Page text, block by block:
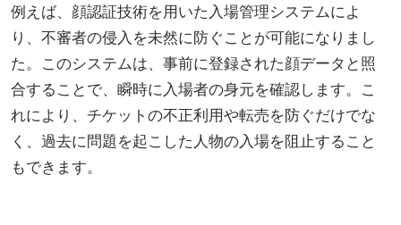
例えば、顔認証技術を用いた入場管理システムによ
り、不審者の侵入を未然に防ぐことが可能になりまし
た。このシステムは、事前に登録された顔データと照
合することで、瞬時に入場者の身元を確認します。こ
れにより、チケットの不正利用や転売を防ぐだけでな
く、過去に問題を起こした人物の入場を阻止すること
もできます。